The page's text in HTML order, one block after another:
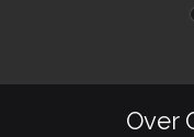
Over